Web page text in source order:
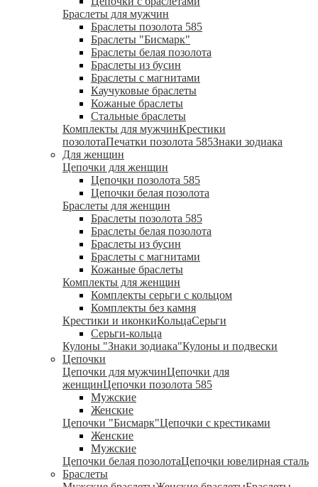
Браслеты для мужчин
Браслеты позолота 585
Браслеты "Бисмарк"
Браслеты белая позолота
Браслеты из бусин
Браслеты с магнитами
Каучуковые браслеты
Кожаные браслеты
Стальные браслеты
Комплекты для мужчинКрестики
позолотаПечатки позолота 585Знаки зодиака
Для женщин
Цепочки для женщин
Цепочки позолота 585
Цепочки белая позолота
Браслеты для женщин
Браслеты позолота 585
Браслеты белая позолота
Браслеты из бусин
Браслеты с магнитами
Кожаные браслеты
Комплекты для женщин
Комплекты серьги с кольцом
Комплекты без камня
Крестики и иконкиКольцаСерьги
Серьги-кольца
Кулоны "Знаки зодиака"Кулоны и подвески
Цепочки
Цепочки для мужчинЦепочки для
женщинЦепочки позолота 585
Мужские
Женские
Цепочки "Бисмарк"Цепочки с крестиками
Женские
Мужские
Цепочки белая позолотаЦепочки ювелирная сталь
Браслеты